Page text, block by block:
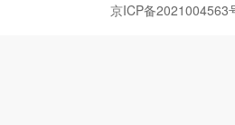
京ICP备2021004563